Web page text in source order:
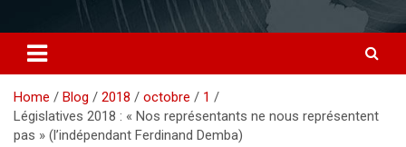
Home Blog 2018 octobre
1
Législatives 2018 : « Nos représentants ne nous représentent
pas » (l’indépendant Ferdinand Demba)